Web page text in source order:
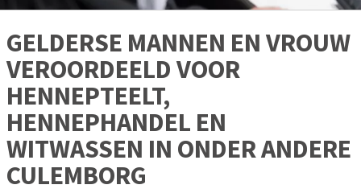
GELDERSE MANNEN EN VROUW
VEROORDEELD VOOR
HENNEPTEELT,
HENNEPHANDEL EN
WITWASSEN IN ONDER ANDERE
CULEMBORG